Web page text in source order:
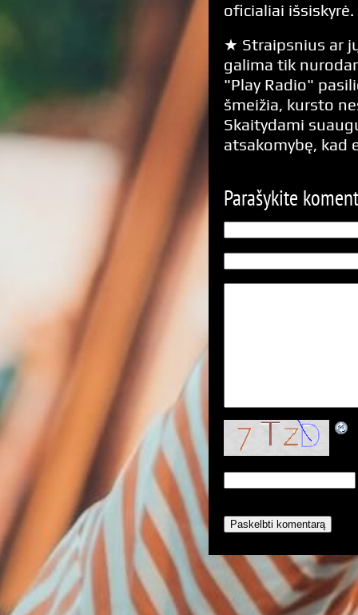
oficialiai išsiskyrė.
★ Straipsnius ar
galima tik
"Play Radio"
šmeižia, kursto
Skaitydami
atsakomybę, kad
Parašykite